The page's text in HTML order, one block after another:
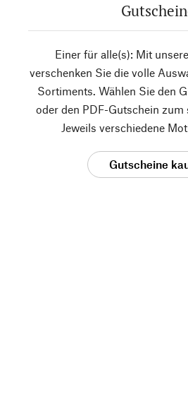
Einer für alle(s): Mit
verschenken Sie die volle
Sortiments. Wählen Sie den
oder den PDF-Gutschein
Jeweils verschiedene
Gutscheine